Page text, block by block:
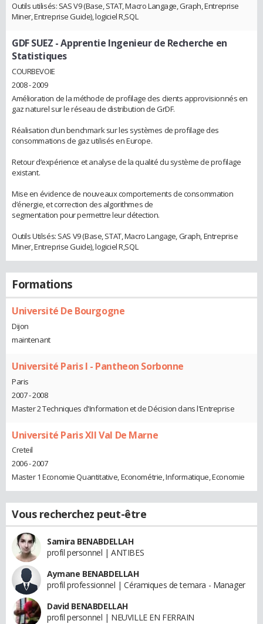
Outils utilisés: SAS V9 (Base, STAT, Macro Langage, Graph, Entreprise
Miner, Entreprise Guide), logiciel R,SQL
GDF SUEZ - Apprentie Ingenieur de Recherche en
Statistiques
COURBEVOIE
2008 - 2009
Amélioration de la méthode de profilage des clients approvisionnés en
gaz naturel sur le réseau de distribution de GrDF.
Réalisation d’un benchmark sur les systèmes de profilage des
consommations de gaz utilisés en Europe.
Retour d’expérience et analyse de la qualité du système de profilage
existant.
Mise en évidence de nouveaux comportements de consommation
d’énergie, et correction des algorithmes de
segmentation pour permettre leur détection.
Outils Utilsés: SAS V9 (Base, STAT, Macro Langage, Graph, Entreprise
Miner, Entreprise Guide), logiciel R,SQL
Formations
Université De Bourgogne
Dijon
maintenant
Université Paris I - Pantheon Sorbonne
Paris
2007 - 2008
Master 2 Techniques d'Information et de Décision dans l'Entreprise
Université Paris XII Val De Marne
Creteil
2006 - 2007
Master 1 Economie Quantitative, Econométrie, Informatique, Economie
Vous recherchez peut-être
Samira BENABDELLAH
profil personnel | ANTIBES
Aymane BENABDELLAH
profil professionnel | Céramiques de temara - Manager
David BENABDELLAH
profil personnel | NEUVILLE EN FERRAIN